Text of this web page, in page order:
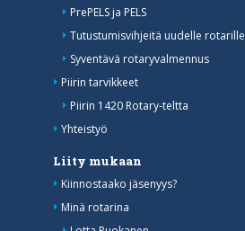
PrePELS ja PELS
Tutustumisvihjeitä uudelle rotarille
Syventävä rotaryvalmennus
Piirin tarvikkeet
Piirin 1420 Rotary-teltta
Yhteistyö
Liity mukaan
Kiinnostaako jäsenyys?
Minä rotarina